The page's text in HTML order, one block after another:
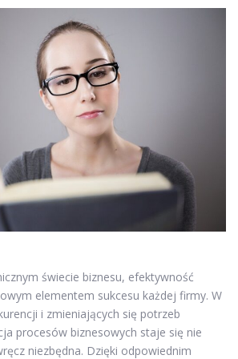
świecie biznesu, efektywność
elementem sukcesu każdej firmy. W
i zmieniających się potrzeb
procesów biznesowych staje się nie
niezbędna. Dzięki odpowiednim